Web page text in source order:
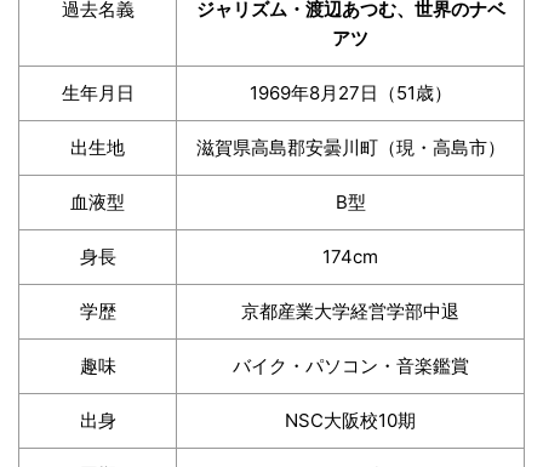
過去名義
ジャリズム・渡辺あつむ、世界のナベ
アツ
生年月日 1969年8月27日（51歳）
出生地 滋賀県高島郡安曇川町（現・高島市）
血液型 B型
身長 174cm
学歴 京都産業大学経営学部中退
趣味 バイク・パソコン・音楽鑑賞
出身 NSC大阪校10期